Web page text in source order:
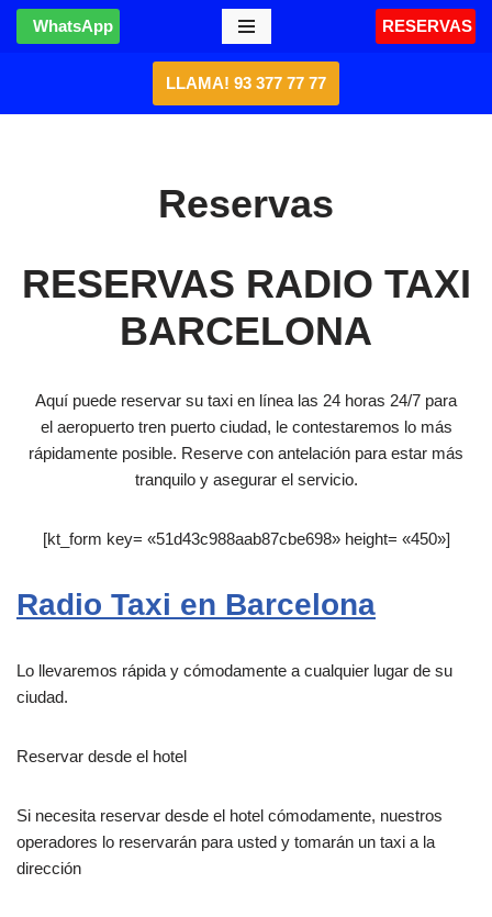
contenido
WhatsApp RESERVAS
LLAMA! 93 377 77 77
Reservas
RESERVAS RADIO TAXI
BARCELONA
Aquí puede reservar su taxi en línea las 24 horas 24/7 para
el aeropuerto tren puerto ciudad, le contestaremos lo más
rápidamente posible. Reserve con antelación para estar más
tranquilo y asegurar el servicio.
[kt_form key= «51d43c988aab87cbe698» height= «450»]
Radio Taxi en Barcelona
Lo llevaremos rápida y cómodamente a cualquier lugar de su
ciudad.
Reservar desde el hotel
Si necesita reservar desde el hotel cómodamente, nuestros
operadores lo reservarán para usted y tomarán un taxi a la
dirección